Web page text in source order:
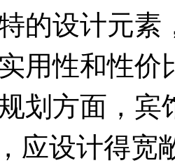
的设计元
用性和性价
方面，宾
应设计得